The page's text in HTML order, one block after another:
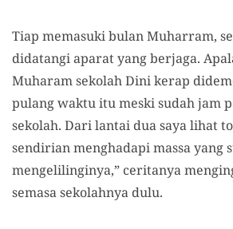
Tiap memasuki bulan Muharram,
didatangi aparat yang berjaga.
Muharam sekolah Dini kerap
pulang waktu itu meski sudah jam
sekolah. Dari lantai dua saya lihat
sendirian menghadapi massa yang
mengelilinginya,” ceritanya
semasa sekolahnya dulu.